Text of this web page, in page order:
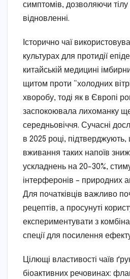
симптомів, дозволяючи
відновленні.
Історично чаї
культурах для протидії
китайській медицині
щитом проти “холодних
хворобу, тоді як в Європі
заспокоювала лихоманку ще
середньовіччя. Сучасні
в 2025 році,
вживання таких напоїв
ускладнень на 20-30%,
інтерферонів – природних
Для початківців важливо
рецептів, а просунуті
експериментувати з
спеції для посилення
Цілющі властивості чаїв
біоактивних речовинах: